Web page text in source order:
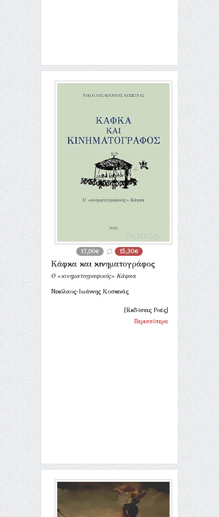
17,00€ 15,30€
Κάφκα και κινηματογράφος
Ο «κινηματογραφικός» Κάφκα
Νικόλαος-Ιωάννης Κοσκινάς
[Εκδόσεις Ροές]
Περισσότερα